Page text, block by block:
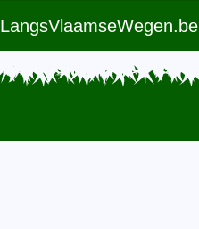
LangsVlaamseWegen.be